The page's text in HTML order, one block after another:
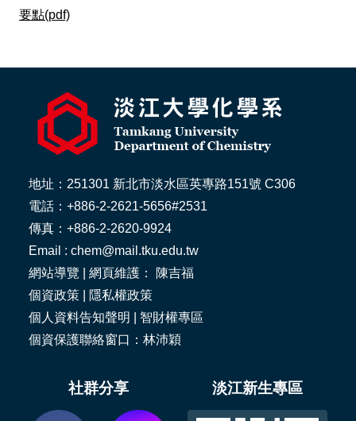
要點(pdf)
地址：251301 新北市淡水區英專路151號 C306
電話：+886-2-2621-5656#2531
傳真：+886-2-2620-9924
Email : chem@mail.tku.edu.tw
網站導覽 | 網頁維護： 陳吉福
個資政策
隱私權政策
個人資料告知聲明
智財權專區
個資保護聯絡窗口：林沛穎
社群分享 淡江新生專區